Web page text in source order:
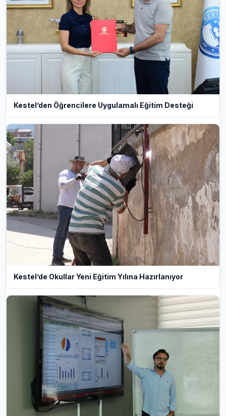
Kestel’den Öğrencilere Uygulamalı Eğitim Desteği
Kestel’de Okullar Yeni Eğitim Yılına Hazırlanıyor